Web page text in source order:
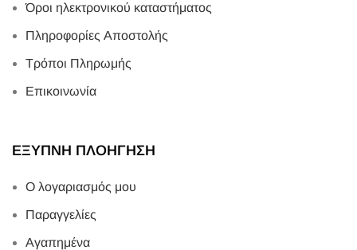
Όροι ηλεκτρονικού καταστήματος
Πληροφορίες Αποστολής
Τρόποι Πληρωμής
Επικοινωνία
ΕΞΥΠΝΗ ΠΛΟΗΓΗΣΗ
Ο λογαριασμός μου
Παραγγελίες
Αγαπημένα